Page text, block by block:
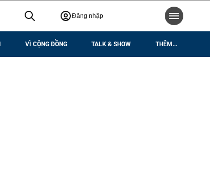
Đăng nhập
VÌ CỘNG ĐỒNG TALK & SHOW THÊM...